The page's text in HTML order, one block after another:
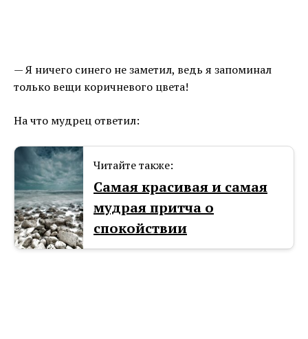
— Я ничего синего не заметил, ведь я запоминал
только вещи коричневого цвета!
На что мудрец ответил:
Читайте также:
Самая красивая и самая
мудрая притча о
спокойствии